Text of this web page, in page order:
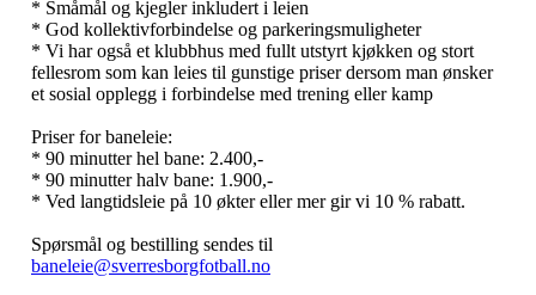
* Småmål og kjegler inkludert i leien
* God kollektivforbindelse og parkeringsmuligheter
* Vi har også et klubbhus med fullt utstyrt kjøkken og stort
fellesrom som kan leies til gunstige priser dersom man ønsker
et sosial opplegg i forbindelse med trening eller kamp
Priser for baneleie:
* 90 minutter hel bane: 2.400,-
* 90 minutter halv bane: 1.900,-
* Ved langtidsleie på 10 økter eller mer gir vi 10 % rabatt.
Spørsmål og bestilling sendes til
baneleie@sverresborgfotball.no